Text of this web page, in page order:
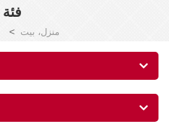
فئة
منزل، بيت >